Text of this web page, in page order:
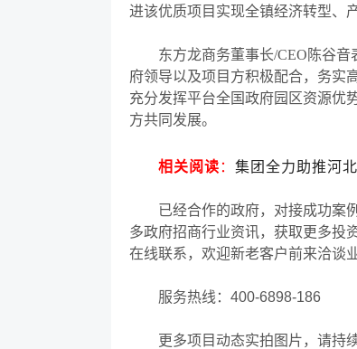
进该优质项目实现全镇经济转型、
东方龙商务董事长/CEO陈谷音
府领导以及项目方积极配合，务实
充分发挥平台全国政府园区资源优
方共同发展。
相关阅读 ： 集团全力助推河
已经合作的政府，对接成功案
多政府招商行业资讯，获取更多投
在线联系，欢迎新老客户前来洽谈
服务热线： 400-6898-186
更多项目动态实拍图片，请持